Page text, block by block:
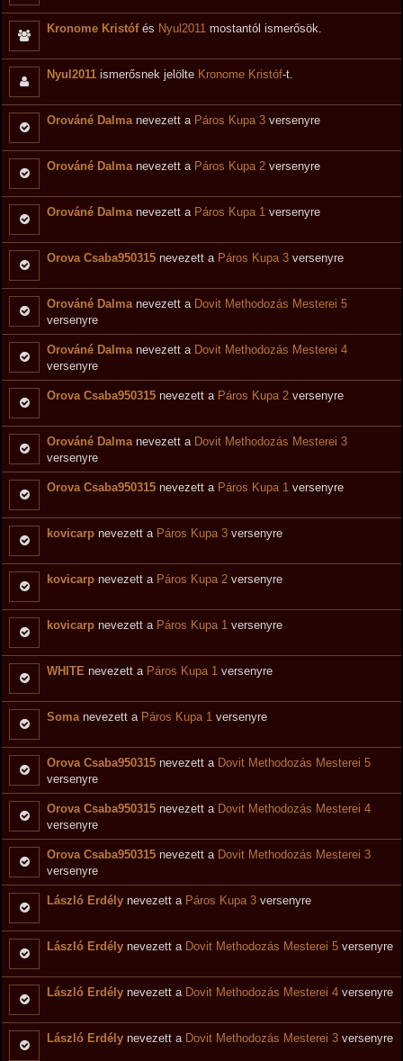
Kronome Kristófés Nyul2011 mostantól ismerősök.
Nyul2011 ismerősnek jelölte Kronome Kristóf-t.
Orováné Dalma nevezett a Páros Kupa 3 versenyre
Orováné Dalma nevezett a Páros Kupa 2 versenyre
Orováné Dalma nevezett a Páros Kupa 1 versenyre
Orova Csaba950315 nevezett a Páros Kupa 3 versenyre
Orováné Dalma nevezett a Dovit Methodozás Mesterei 5
versenyre
Orováné Dalma nevezett a Dovit Methodozás Mesterei 4
versenyre
Orova Csaba950315 nevezett a Páros Kupa 2 versenyre
Orováné Dalma nevezett a Dovit Methodozás Mesterei 3
versenyre
Orova Csaba950315 nevezett a Páros Kupa 1 versenyre
kovicarp nevezett a Páros Kupa 3 versenyre
kovicarp nevezett a Páros Kupa 2 versenyre
kovicarp nevezett a Páros Kupa 1 versenyre
WHITE nevezett a Páros Kupa 1 versenyre
Somanevezett a Páros Kupa 1 versenyre
Orova Csaba950315 nevezett a Dovit Methodozás Mesterei 5
versenyre
Orova Csaba950315 nevezett a Dovit Methodozás Mesterei 4
versenyre
Orova Csaba950315 nevezett a Dovit Methodozás Mesterei 3
versenyre
László Erdély nevezett a Páros Kupa 3 versenyre
László Erdély nevezett a Dovit Methodozás Mesterei 5 versenyre
László Erdély nevezett a Dovit Methodozás Mesterei 4 versenyre
László Erdély nevezett a Dovit Methodozás Mesterei 3 versenyre